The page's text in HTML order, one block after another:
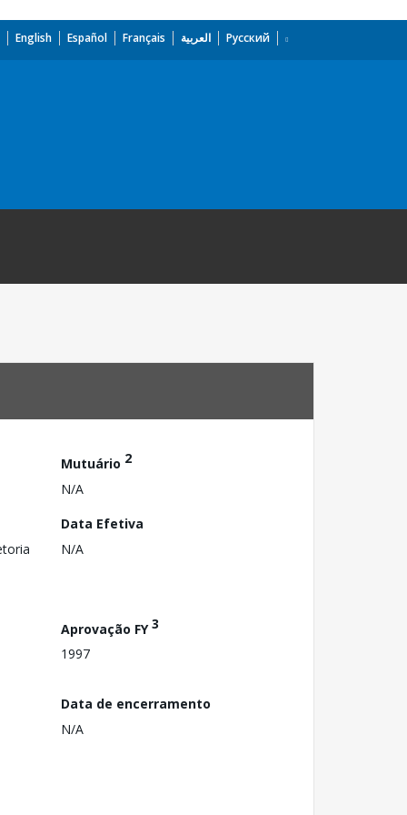
English Español Français العربية Русский
Mutuário 2
N/A
Data Efetiva
N/A
Aprovação FY3
1997
Data de encerramento
N/A